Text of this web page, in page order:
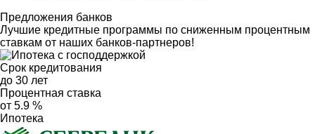
Предложения банков
Лучшие кредитные программы по сниженным процентным
ставкам от наших банков-партнеров!
Срок кредитования
до 30 лет
Процентная ставка
от 5.9 %
Ипотека